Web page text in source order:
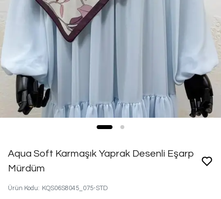
Aqua Soft Karmaşık Yaprak Desenli Eşarp
Mürdüm
Ürün Kodu: KQS06S8045_075-STD